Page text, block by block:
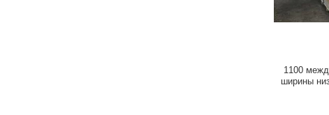
1100
ширины